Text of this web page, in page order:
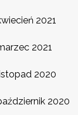
2021
2021
2020
2020